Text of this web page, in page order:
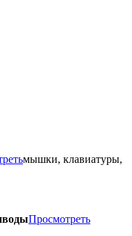
мышки, клавиатуры,
Просмотреть